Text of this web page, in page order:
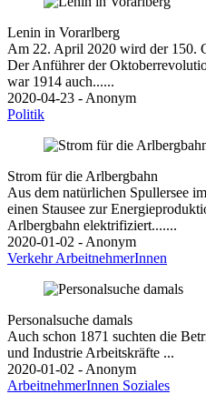
Lenin in Vorarlberg
Am 22. April 2020 wird der 150.
Der Anführer der
war 1914 auch......
2020-04-23 - Anonym
Politik
Strom für die Arlbergbahn
Aus dem natürlichen Spullersee
einen Stausee zur
Arlbergbahn elektrifiziert.......
2020-01-02 - Anonym
VerkehrArbeitnehmerInnen
Personalsuche damals
Auch schon 1871 suchten die
und Industrie Arbeitskräfte ...
2020-01-02 - Anonym
ArbeitnehmerInnen Soziales